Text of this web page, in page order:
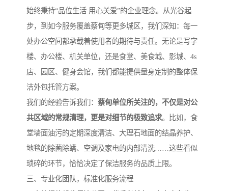
始终秉持“品位生活 用心关爱”的企业理念。从光谷起
步，到如今服务覆盖蔡甸等更多城区，我们深知：每一
处办公空间都承载着使用者的期待与责任。无论是写字
楼、办公楼、机关单位，还是食堂、美食城、影城、4s
店、园区、健身会馆，我们都能提供量身定制的整体保
洁外包托管方案。
我们的经验告诉我们： 蔡甸单位所关注的，不仅是对公
共区域的常规清理，更是对细节的极致追求。比如，食
堂墙面油污的定期深度清洁、大理石地面的结晶养护、
地毯的除菌除螨、空调及家电的内部清洗……这些看似
琐碎的环节，恰恰决定了保洁服务的品质上限。
三、专业化团队，标准化服务流程